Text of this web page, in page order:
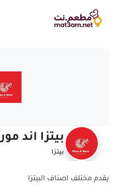
بيتزا اند مور
بيتزا
يقدم مختلف اصناف البيتزا